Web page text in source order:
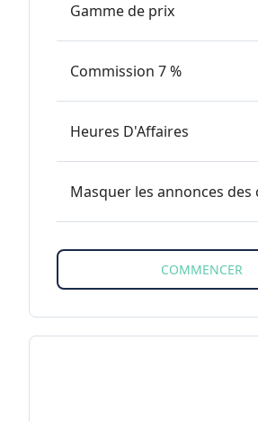
Gamme de prix
Commission 7 %
Heures D'Affaires
Masquer les annonces